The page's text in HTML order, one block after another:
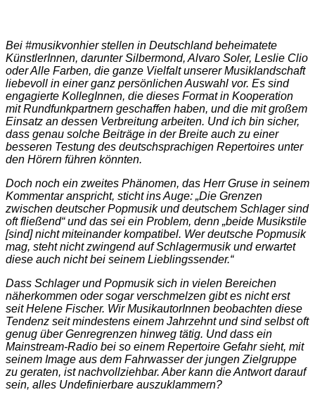
Bei #musikvonhier stellen in Deutschland beheimatete
KünstlerInnen, darunter Silbermond, Alvaro Soler, Leslie Clio
oder Alle Farben, die ganze Vielfalt unserer Musiklandschaft
liebevoll in einer ganz persönlichen Auswahl vor. Es sind
engagierte KollegInnen, die dieses Format in Kooperation
mit Rundfunkpartnern geschaffen haben, und die mit großem
Einsatz an dessen Verbreitung arbeiten. Und ich bin sicher,
dass genau solche Beiträge in der Breite auch zu einer
besseren Testung des deutschsprachigen Repertoires unter
den Hörern führen könnten.
Doch noch ein zweites Phänomen, das Herr Gruse in seinem
Kommentar anspricht, sticht ins Auge: „Die Grenzen
zwischen deutscher Popmusik und deutschem Schlager sind
oft fließend“ und das sei ein Problem, denn „beide Musikstile
[sind] nicht miteinander kompatibel. Wer deutsche Popmusik
mag, steht nicht zwingend auf Schlagermusik und erwartet
diese auch nicht bei seinem Lieblingssender.“
Dass Schlager und Popmusik sich in vielen Bereichen
näherkommen oder sogar verschmelzen gibt es nicht erst
seit Helene Fischer. Wir MusikautorInnen beobachten diese
Tendenz seit mindestens einem Jahrzehnt und sind selbst oft
genug über Genregrenzen hinweg tätig. Und dass ein
Mainstream-Radio bei so einem Repertoire Gefahr sieht, mit
seinem Image aus dem Fahrwasser der jungen Zielgruppe
zu geraten, ist nachvollziehbar. Aber kann die Antwort darauf
sein, alles Undefinierbare auszuklammern?